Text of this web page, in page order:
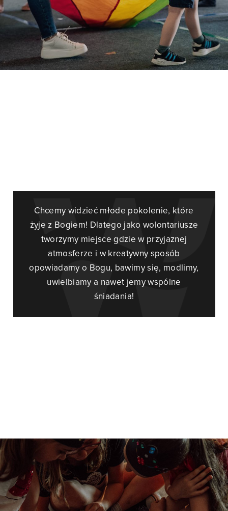
Chcemy widzieć młode pokolenie, które
żyje z Bogiem! Dlatego jako wolontariusze
tworzymy miejsce gdzie w przyjaznej
atmosferze i w kreatywny sposób
opowiadamy o Bogu, bawimy się, modlimy,
uwielbiamy a nawet jemy wspólne
śniadania!